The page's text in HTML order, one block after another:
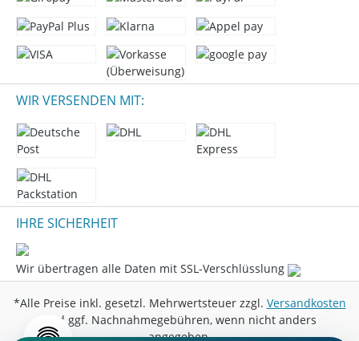
WIR VERSENDEN MIT:
IHRE SICHERHEIT
Wir übertragen alle Daten mit SSL-Verschlüsslung
*Alle Preise inkl. gesetzl. Mehrwertsteuer zzgl. Versandkosten
und ggf. Nachnahmegebühren, wenn nicht anders
angegeben.